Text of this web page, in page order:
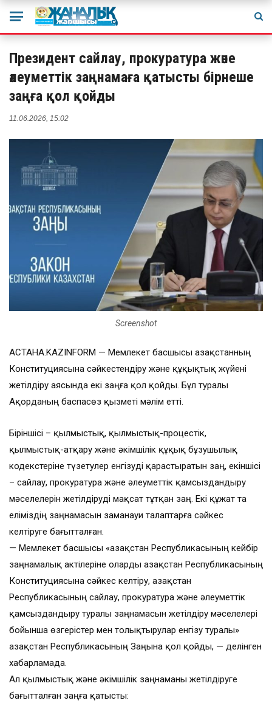
Президент сайлау, прокуратура және
әлеуметтік заңнамаға қатысты бірнеше
заңға қол қойды
11.06.2026, 15:02
Screenshot
АСТАНА.KAZINFORM — Мемлекет басшысы Қазақстанның
Конституциясына сәйкестендіру және құқықтық жүйені
жетілдіру аясында екі заңға қол қойды. Бұл туралы
Ақорданың баспасөз қызметі мәлім етті.
Біріншісі – қылмыстық, қылмыстық-процестік,
қылмыстық-атқару және әкімшілік құқық бұзушылық
кодекстеріне түзетулер енгізуді қарастыратын заң, екіншісі
– сайлау, прокуратура және әлеуметтік қамсыздандыру
мәселелерін жетілдіруді мақсат тұтқан заң. Екі құжат та
еліміздің заңнамасын заманауи талаптарға сәйкес
келтіруге бағытталған.
— Мемлекет басшысы «Қазақстан Республикасының кейбір
заңнамалық актілеріне оларды Қазақстан Республикасының
Конституциясына сәйкес келтіру, Қазақстан
Республикасының сайлау, прокуратура және әлеуметтік
қамсыздандыру туралы заңнамасын жетілдіру мәселелері
бойынша өзгерістер мен толықтырулар енгізу туралы»
Қазақстан Республикасының Заңына қол қойды, — делінген
хабарламада.
Ал қылмыстық және әкімшілік заңнаманы жетілдіруге
бағытталған заңға қатысты: